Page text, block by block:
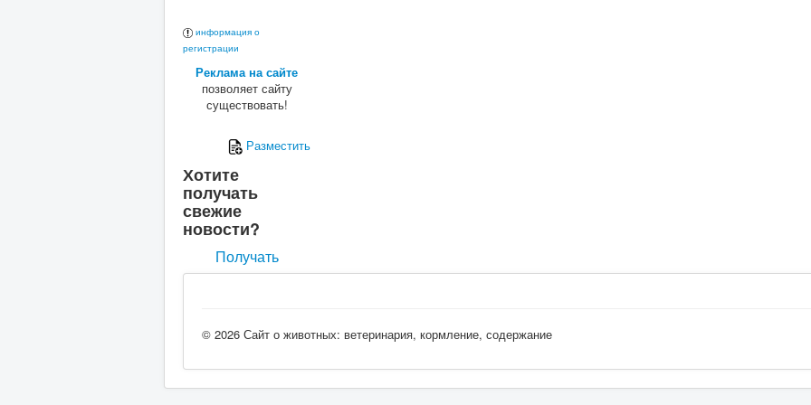
информация о
регистрации
Реклама на сайте
позволяет сайту
существовать!
Разместить
Хотите
получать
свежие
новости?
Получать
© 2026 Сайт о животных: ветеринария, кормление, содержание